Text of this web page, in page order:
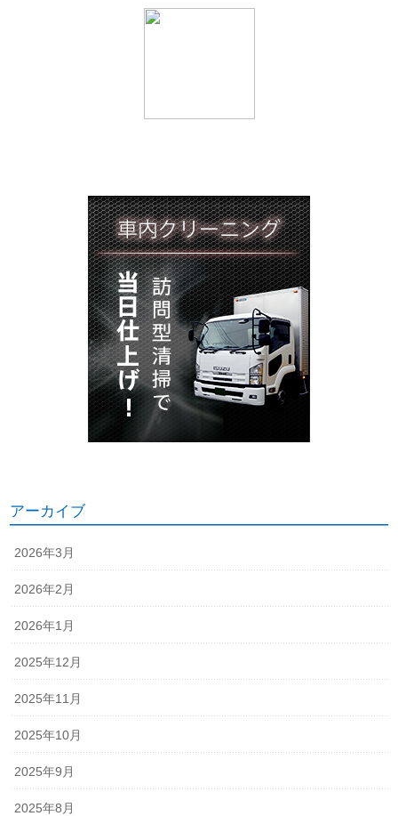
アーカイブ
2026年3月
2026年2月
2026年1月
2025年12月
2025年11月
2025年10月
2025年9月
2025年8月